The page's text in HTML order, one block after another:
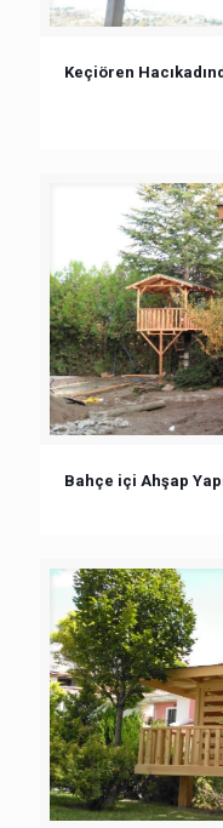
Keçiören
Bahçe içi Ahşap